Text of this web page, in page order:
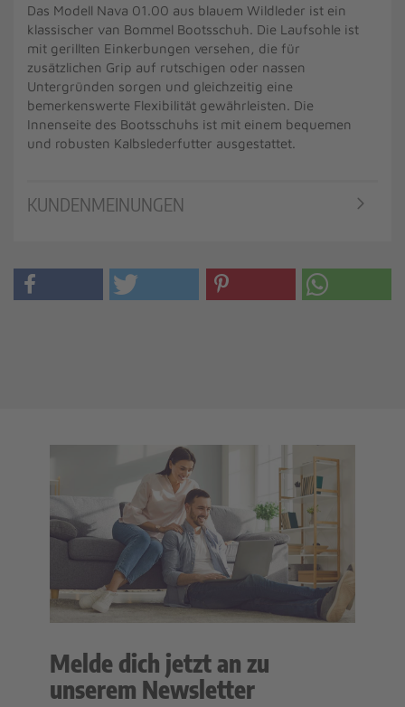
Das Modell Nava 01.00 aus blauem Wildleder ist ein
klassischer van Bommel Bootsschuh. Die Laufsohle ist
mit gerillten Einkerbungen versehen, die für
zusätzlichen Grip auf rutschigen oder nassen
Untergründen sorgen und gleichzeitig eine
bemerkenswerte Flexibilität gewährleisten. Die
Innenseite des Bootsschuhs ist mit einem bequemen
und robusten Kalbslederfutter ausgestattet.
KUNDENMEINUNGEN
Melde dich jetzt an zu
unserem Newsletter